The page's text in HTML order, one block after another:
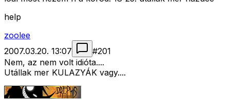
help
zoolee
2007.03.20. 13:07
#201
Nem, az nem volt idióta....
Utállak mer KULAZYÁK vagy....